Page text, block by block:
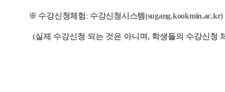
※ 수강신청체험 : 수강신청시스템(sugang.kookmin.ac.kr)
(실제 수강신청 되는 것은 아니며, 학생들의 수강신청